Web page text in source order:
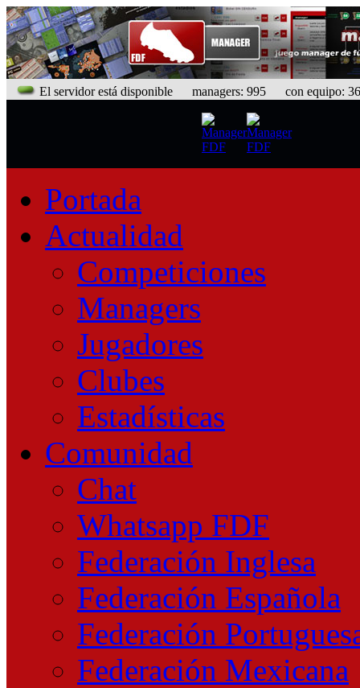
El servidor está disponible managers: 995 con equipo:
Portada
Actualidad
Competiciones
Managers
Jugadores
Clubes
Estadísticas
Comunidad
Chat
Whatsapp FDF
Federación Inglesa
Federación Española
Federación
Federación Mexicana